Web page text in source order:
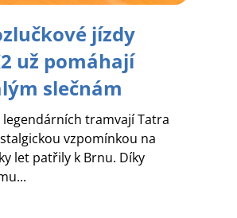
jízdy
už pomáhají
slečnám
legendárních tramvají Tatra
vzpomínkou na
let patřily k Brnu. Díky